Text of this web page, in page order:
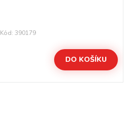
Kód: 390179
DO KOŠÍKU